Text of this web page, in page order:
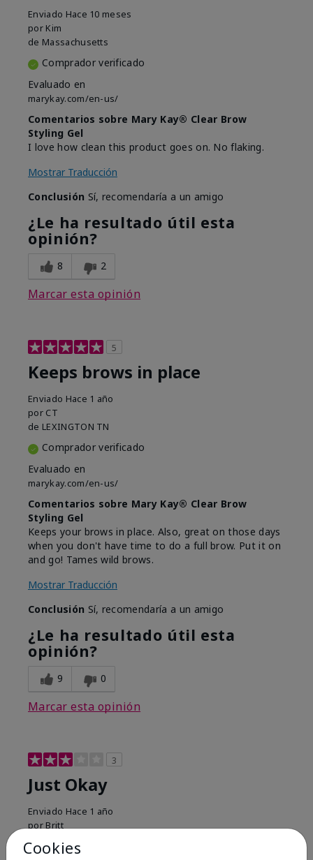
Enviado Hace 10 meses
por Kim
de Massachusetts
Comprador verificado
Evaluado en
marykay.com/en-us/
Comentarios sobre Mary Kay® Clear Brow
Styling Gel
I love how clean this product goes on. No flaking.
Mostrar Traducción
Conclusión Sí, recomendaría a un amigo
¿Le ha resultado útil esta
opinión?
8 2
Marcar esta opinión
5
Keeps brows in place
Enviado Hace 1 año
por CT
de LEXINGTON TN
Comprador verificado
Evaluado en
marykay.com/en-us/
Comentarios sobre Mary Kay® Clear Brow
Styling Gel
Keeps your brows in place. Also, great on those days
when you don't have time to do a full brow. Put it on
and go! Tames wild brows.
Mostrar Traducción
Conclusión Sí, recomendaría a un amigo
¿Le ha resultado útil esta
opinión?
9 0
Marcar esta opinión
3
Just Okay
Enviado Hace 1 año
porBritt
Cookies